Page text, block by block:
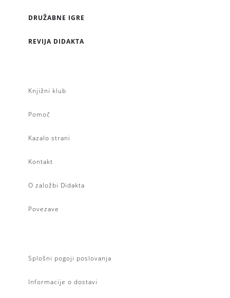
DRUŽABNE IGRE
REVIJA DIDAKTA
Knjižni klub
Pomoč
Kazalo strani
Kontakt
O založbi Didakta
Povezave
Splošni pogoji poslovanja
Informacije o dostavi